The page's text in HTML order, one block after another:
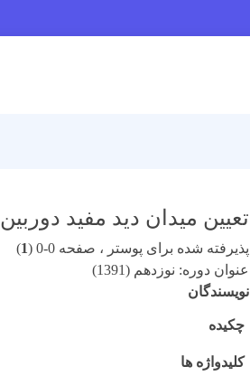
تعیین میدان دید مفید دوربین SPECT بدون آرتیفکت ناشی از خطای محور چرخش
پذیرفته شده برای پوستر ، صفحه 0-0 ( 1
)
عنوان دوره: نوزدهم (1391)
نویسندگان
چکیده
کلیدواژه ها